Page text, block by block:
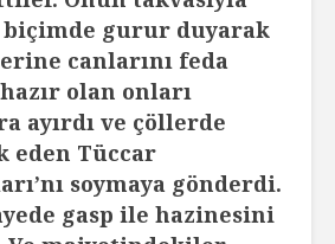
biçimde gurur duyarak
canlarını feda
olan onları
ayırdı ve çöllerde
eden Tüccar
soymaya gönderdi.
gasp ile hazinesini